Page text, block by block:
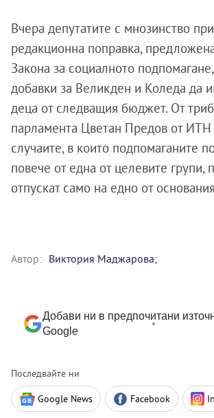
Вчера депутатите с мнозинство
редакционна поправка,
Закона за социалното
добавки за Великден и Коледа да
деца от следващия бюджет. От
парламента Цветан Предов от ИТН
случаите, в които подпомаганите
повече от една от целевите групи,
отпускат само на едно от
Автор: Виктория Маджарова;
Добави ни в предпочитани
Google
Последвайте ни
Google News Facebook